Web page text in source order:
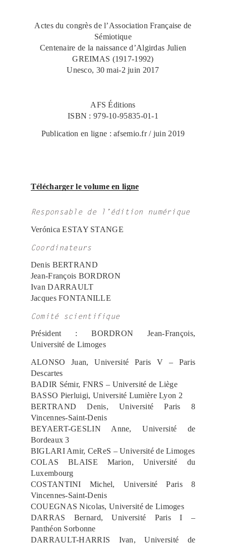
Actes du congrès de l’Association Française de
Sémiotique
Centenaire de la naissance d’Algirdas Julien
GREIMAS (1917-1992)
Unesco, 30 mai-2 juin 2017
AFS Éditions
ISBN : 979-10-95835-01-1
Publication en ligne : afsemio.fr / juin 2019
Télécharger le volume en ligne
Responsable de l’édition numérique
Verónica ESTAY STANGE
Coordinateurs
Denis BERTRAND
Jean-François BORDRON
Ivan DARRAULT
Jacques FONTANILLE
Comité scientifique
Président : BORDRON Jean-François,
Université de Limoges
ALONSO Juan, Université Paris V – Paris
Descartes
BADIR Sémir, FNRS – Université de Liège
BASSO Pierluigi, Université Lumière Lyon 2
BERTRAND Denis, Université Paris 8
Vincennes-Saint-Denis
BEYAERT-GESLIN Anne, Université de
Bordeaux 3
BIGLARI Amir, CeReS – Université de Limoges
COLAS BLAISE Marion, Université du
Luxembourg
COSTANTINI Michel, Université Paris 8
Vincennes-Saint-Denis
COUEGNAS Nicolas, Université de Limoges
DARRAS Bernard, Université Paris I –
Panthéon Sorbonne
DARRAULT-HARRIS Ivan, Université de